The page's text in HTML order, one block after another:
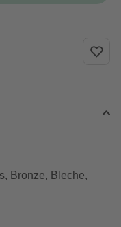
Bronze, Bleche,